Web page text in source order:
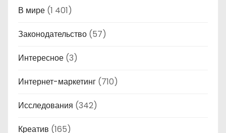
В мире (1 401)
Законодательство (57)
Интересное (3)
Интернет-маркетинг (710)
Исследования (342)
Креатив (165)